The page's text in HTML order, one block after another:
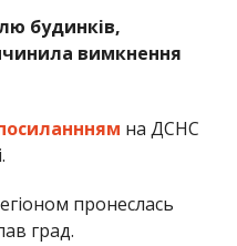
будинків,
вимкнення
на ДСНС
пронеслась
град.